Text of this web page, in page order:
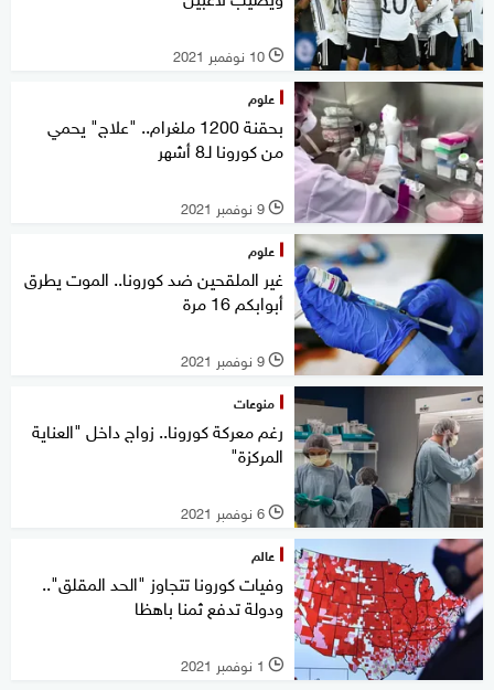
l 10 نوفمبر 2021
علوم
بحقنة 1200 ملغرام.. "علاج" يحمي
من كورونا لـ8 أشهر
l 9 نوفمبر 2021
علوم
غير الملقحين ضد كورونا.. الموت يطرق
أبوابكم 16 مرة
l 9 نوفمبر 2021
منوعات
رغم معركة كورونا.. زواج داخل "العناية
المركزة"
l 6 نوفمبر 2021
عالم
وفيات كورونا تتجاوز "الحد المقلق"..
ودولة تدفع ثمنا باهظا
l 1 نوفمبر 2021